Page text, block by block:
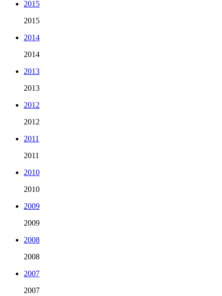
2015
2015
2014
2014
2013
2013
2012
2012
2011
2011
2010
2010
2009
2009
2008
2008
2007
2007